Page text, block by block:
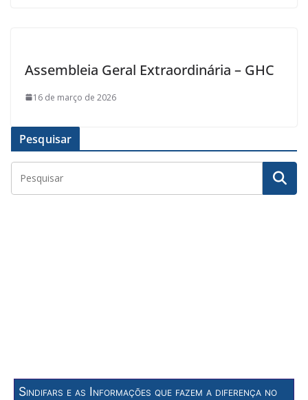
Assembleia Geral Extraordinária – GHC
16 de março de 2026
Pesquisar
Sindifars e as Informações que fazem a diferença no